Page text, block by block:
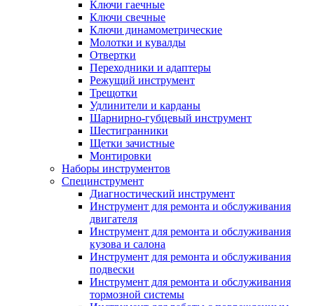
Ключи гаечные
Ключи свечные
Ключи динамометрические
Молотки и кувалды
Отвертки
Переходники и адаптеры
Режущий инструмент
Трещотки
Удлинители и карданы
Шарнирно-губцевый инструмент
Шестигранники
Щетки зачистные
Монтировки
Наборы инструментов
Специнструмент
Диагностический инструмент
Инструмент для ремонта и обслуживания
двигателя
Инструмент для ремонта и обслуживания
кузова и салона
Инструмент для ремонта и обслуживания
подвески
Инструмент для ремонта и обслуживания
тормозной системы